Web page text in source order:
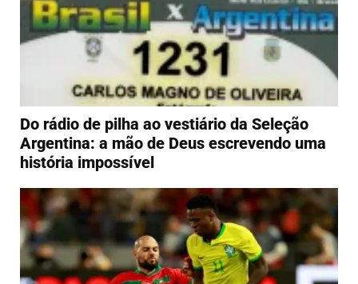
Do rádio de pilha ao vestiário da Seleção
Argentina: a mão de Deus escrevendo uma
história impossível